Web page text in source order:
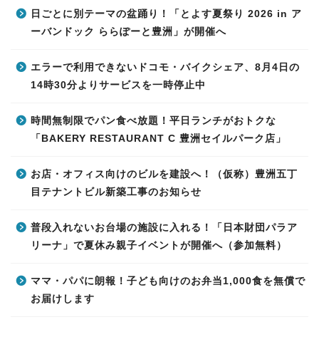
日ごとに別テーマの盆踊り！「とよす夏祭り 2026 in ア
ーバンドック ららぽーと豊洲」が開催へ
エラーで利用できないドコモ・バイクシェア、8月4日の
14時30分よりサービスを一時停止中
時間無制限でパン食べ放題！平日ランチがおトクな
「BAKERY RESTAURANT C 豊洲セイルパーク店」
お店・オフィス向けのビルを建設へ！（仮称）豊洲五丁
目テナントビル新築工事のお知らせ
普段入れないお台場の施設に入れる！「日本財団パラア
リーナ」で夏休み親子イベントが開催へ（参加無料）
ママ・パパに朗報！子ども向けのお弁当1,000食を無償で
お届けします